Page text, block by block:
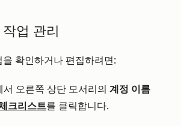
작업 관리
을 확인하거나 편집하려면:
오른쪽 상단 모서리의 계정 이름
크리스트를 클릭합니다.